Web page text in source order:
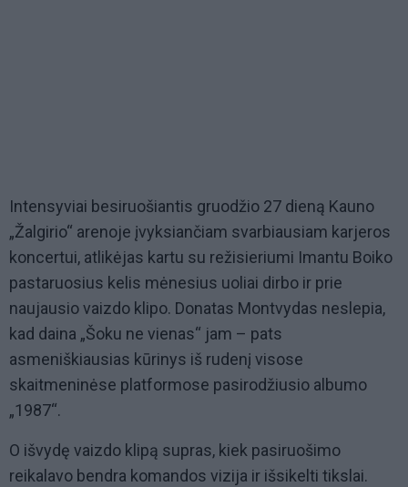
Intensyviai besiruošiantis gruodžio 27 dieną Kauno
„Žalgirio“ arenoje įvyksiančiam svarbiausiam karjeros
koncertui, atlikėjas kartu su režisieriumi Imantu Boiko
pastaruosius kelis mėnesius uoliai dirbo ir prie
naujausio vaizdo klipo. Donatas Montvydas neslepia,
kad daina „Šoku ne vienas“ jam – pats
asmeniškiausias kūrinys iš rudenį visose
skaitmeninėse platformose pasirodžiusio albumo
„1987“.
O išvydę vaizdo klipą supras, kiek pasiruošimo
reikalavo bendra komandos vizija ir išsikelti tikslai.